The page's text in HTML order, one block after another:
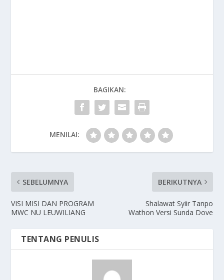
BAGIKAN:
MENILAI:
SEBELUMNYA
VISI MISI DAN PROGRAM
MWC NU LEUWILIANG
BERIKUTNYA
Shalawat Syiir Tanpo
Wathon Versi Sunda Dove
TENTANG PENULIS